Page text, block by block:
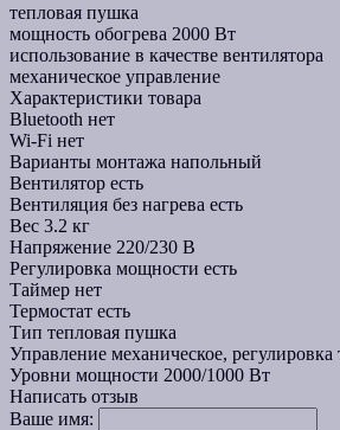
тепловая пушка
мощность обогрева 2000 Вт
использование в качестве вентилятора
механическое управление
Характеристики товара
Bluetooth нет
Wi-Fi нет
Варианты монтажа напольный
Вентилятор есть
Вентиляция без нагрева есть
Вес 3.2 кг
Напряжение 220/230 В
Регулировка мощности есть
Таймер нет
Термостат есть
Тип тепловая пушка
Управление механическое,
Уровни мощности 2000/1000 Вт
Написать отзыв
Ваше имя: